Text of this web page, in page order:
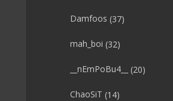
Damfoos (37)
mah_boi (32)
__nEmPoBu4__ (20)
ChaoSiT (14)